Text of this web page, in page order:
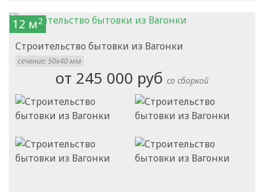
Строительство бытовки из Вагонки
сечение: 50х40 мм
12 м2
от 245 000 руб со сборкой